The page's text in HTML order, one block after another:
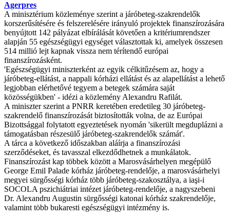
Agerpres
A minisztérium közleménye szerint a járóbeteg-szakrendelők
korszerűsítésére és felszerelésére irányuló projektek finanszírozására
benyújtott 142 pályázat elbírálását követően a kritériumrendszer
alapján 55 egészségügyi egységet választottak ki, amelyek összesen
514 millió lejt kapnak vissza nem térítendő európai
finanszírozásként.
'Egészségügyi miniszterként az egyik célkitűzésem az, hogy a
járóbeteg-ellátást, a nappali kórházi ellátást és az alapellátást a lehető
legjobban elérhetővé tegyem a betegek számára saját
közösségükben' - idézi a közlemény Alexandru Rafilát.
A miniszter szerint a PNRR keretében eredetileg 30 járóbeteg-
szakrendelő finanszírozását biztosították volna, de az Európai
Bizottsággal folytatott egyeztetések nyomán 'sikerült megduplázni a
támogatásban részesülő járóbeteg-szakrendelők számát'.
A tárca a következő időszakban aláírja a finanszírozási
szerződéseket, és tavasszal elkezdődhetnek a munkálatok.
Finanszírozást kap többek között a Marosvásárhelyen megépülő
George Emil Palade kórház járóbeteg-rendelője, a marosvásárhelyi
megyei sürgősségi kórház több járóbeteg-szakosztálya, a iaşi-i
SOCOLA pszichiátriai intézet járóbeteg-rendelője, a nagyszebeni
Dr. Alexandru Augustin sürgősségi katonai kórház szakrendelője,
valamint több bukaresti egészségügyi intézmény is.